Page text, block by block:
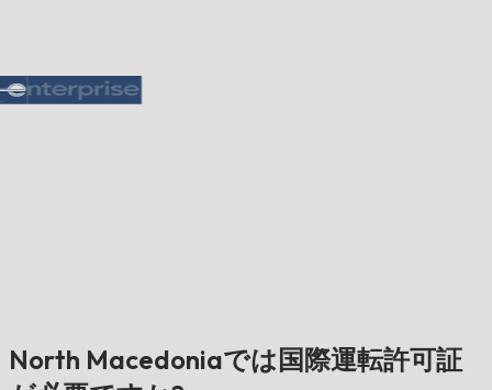
North Macedoniaでは国際運転許可証